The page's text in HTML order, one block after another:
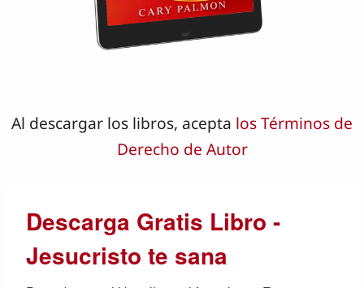
Al descargar los libros, acepta los Términos de
Derecho de Autor